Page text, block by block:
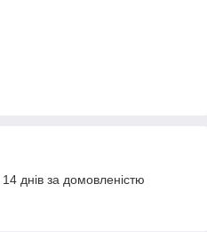
днів за домовленістю